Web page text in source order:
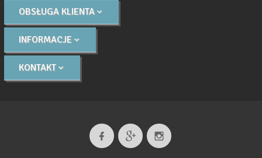
OBSŁUGA KLIENTA
INFORMACJE
KONTAKT